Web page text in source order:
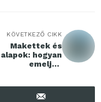
KÖVETKEZŐ CIKK
Makettek és
alapok: hogyan
emeljük
szintre?